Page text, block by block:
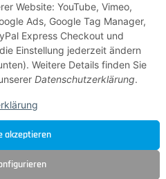
akzeptieren
Website: YouTube, Vimeo,
Ads, Google Tag Manager,
Express Checkout und
Einstellung jederzeit ändern
Weitere Details finden Sie
Datenschutzerklärung.